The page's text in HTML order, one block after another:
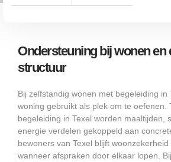
Ondersteuning bij wonen en
structuur
Bij zelfstandig wonen met begeleiding in
woning gebruikt als plek om te oefenen.
begeleiding in Texel worden maaltijden,
energie verdelen gekoppeld aan
bewoners van Texel blijft
wanneer afspraken door elkaar lopen.